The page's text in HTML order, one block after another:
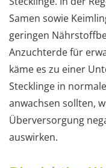
Samen sowie
geringen
Anzuchterde für
käme es zu einer
Stecklinge in
anwachsen sollten,
Überversorgung
auswirken.